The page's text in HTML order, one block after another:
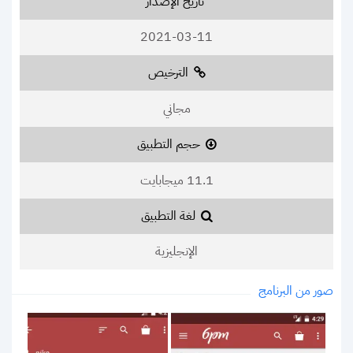
2021-03-11
الترخيص
مجاني
حجم التطبيق
11.1 ميجابايت
لغة التطبيق
الإنجليزية
صور من البرنامج